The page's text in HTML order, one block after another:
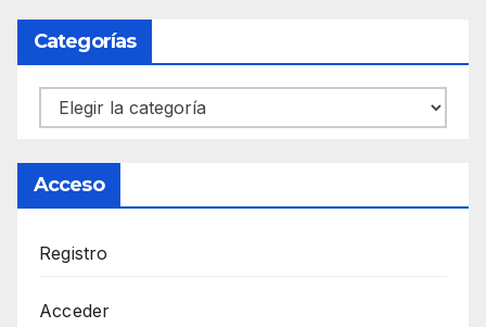
Categorías
Categorías
Acceso
Registro
Acceder